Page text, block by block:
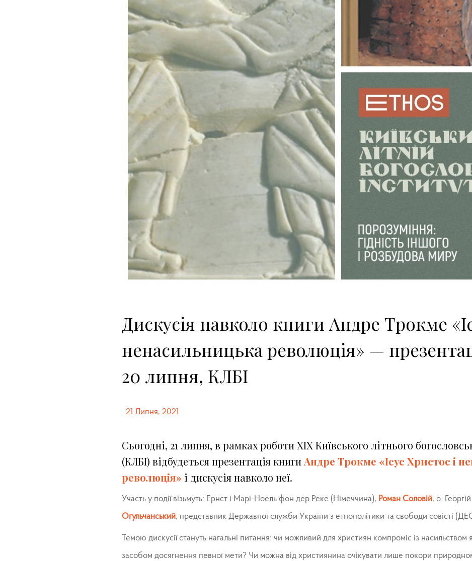
Дискусія навколо книги Андре Трокме
ненасильницька революція» —
20 липня, КЛБІ
21 Липня, 2021
Сьогодні, 21 липня, в рамках роботи ХІХ Київського літнього
(КЛБІ) відбудеться презентація книгиАндре Трокме «Ісус Христос і
революція» і дискусія навколо неї.
Участь у події візьмуть: Ернст і Марі-Ноель фон дер Реке (Німеччина), Роман Соловій, о.
Огульчанський, представник Державної служби України з етнополітики та свободи совісті
Темою дискусії стануть нагальні питання: чи можливий для християн компроміс із насильством
засобом досягнення певної мети? Чи можна від християнина очікувати лише покори